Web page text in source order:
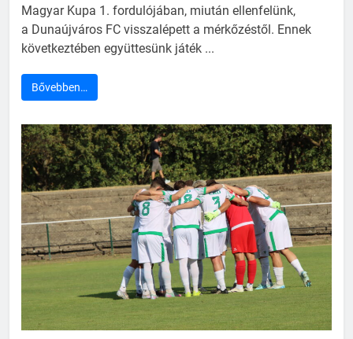
Magyar Kupa 1. fordulójában, miután ellenfelünk,
a Dunaújváros FC visszalépett a mérkőzéstől. Ennek
következtében együttesünk játék ...
Bővebben…